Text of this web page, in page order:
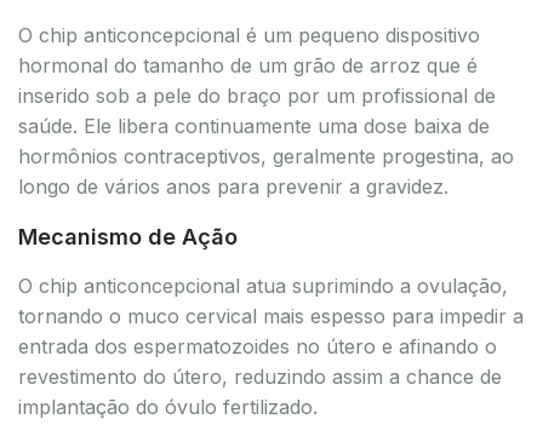
O chip anticoncepcional é um pequeno dispositivo
hormonal do tamanho de um grão de arroz que é
inserido sob a pele do braço por um profissional de
saúde. Ele libera continuamente uma dose baixa de
hormônios contraceptivos, geralmente progestina, ao
longo de vários anos para prevenir a gravidez.
Mecanismo de Ação
O chip anticoncepcional atua suprimindo a ovulação,
tornando o muco cervical mais espesso para impedir a
entrada dos espermatozoides no útero e afinando o
revestimento do útero, reduzindo assim a chance de
implantação do óvulo fertilizado.